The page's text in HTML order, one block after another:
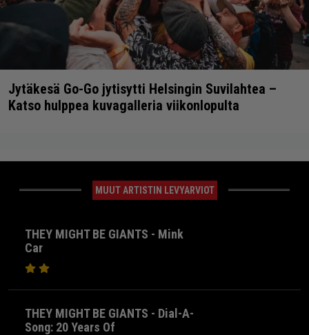
Jytäkesä Go-Go jytisytti Helsingin Suvilahtea –
Katso hulppea kuvagalleria viikonlopulta
MUUT ARTISTIN LEVYARVIOT
THEY MIGHT BE GIANTS - Mink
Car
THEY MIGHT BE GIANTS - Dial-A-
Song: 20 Years Of